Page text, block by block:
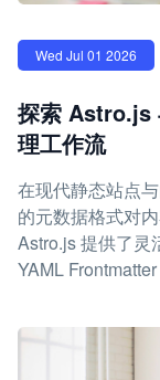
Wed Jul 01 2026
探索 Astro.js
理工作流
在现代静态站点
的元数据格式对
Astro.js 提供了灵
YAML